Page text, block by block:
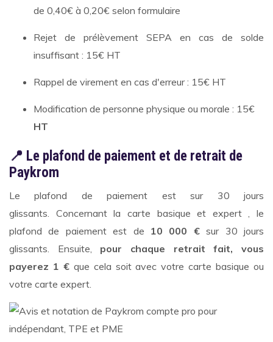
de 0,40€ à 0,20€ selon formulaire
Rejet de prélèvement SEPA en cas de solde
insuffisant : 15€ HT
Rappel de virement en cas d'erreur : 15€ HT
Modification de personne physique ou morale : 15€
HT
📍 Le plafond de paiement et de retrait de
Paykrom
Le plafond de paiement est sur 30 jours
glissants. Concernant la carte basique et expert , le
plafond de paiement est de 10 000 €sur 30 jours
glissants. Ensuite, pour chaque retrait fait, vous
payerez 1 €que cela soit avec votre carte basique ou
votre carte expert.